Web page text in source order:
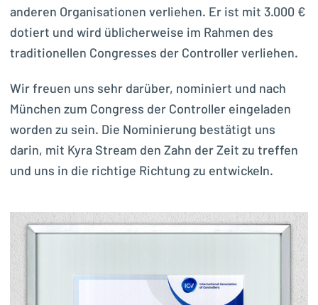
anderen Organisationen verliehen. Er ist mit 3.000 €
dotiert und wird üblicherweise im Rahmen des
traditionellen Congresses der Controller verliehen.
Wir freuen uns sehr darüber, nominiert und nach
München zum Congress der Controller eingeladen
worden zu sein. Die Nominierung bestätigt uns
darin, mit Kyra Stream den Zahn der Zeit zu treffen
und uns in die richtige Richtung zu entwickeln.